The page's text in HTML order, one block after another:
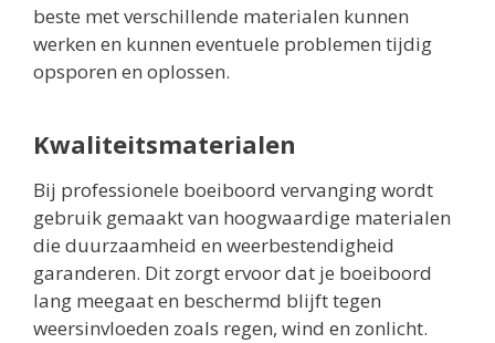
beste met verschillende materialen kunnen
werken en kunnen eventuele problemen tijdig
opsporen en oplossen.
Kwaliteitsmaterialen
Bij professionele boeiboord vervanging wordt
gebruik gemaakt van hoogwaardige materialen
die duurzaamheid en weerbestendigheid
garanderen. Dit zorgt ervoor dat je boeiboord
lang meegaat en beschermd blijft tegen
weersinvloeden zoals regen, wind en zonlicht.